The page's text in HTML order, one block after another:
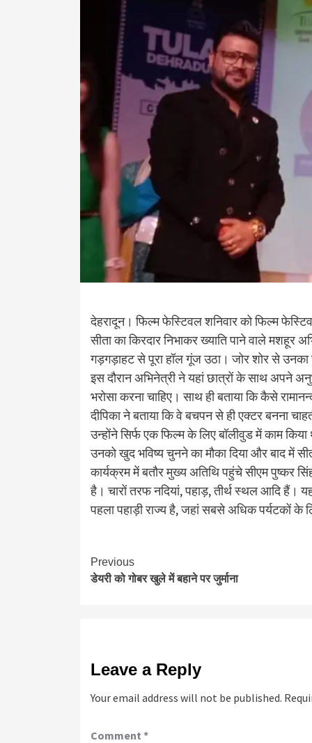
देहरादून। फिल्म फेस्टिवल शनिवार को फिल्म
सीता का किरदार निभाकर ख्याति पाने वाले मशहूर
गड़गड़ाहट से पूरा हॉल गूंज उठा। जोर शोर से उनका
इस दौरान अभिनेत्री ने यहां छात्रों के साथ अपने
भरोसा करना चाहिए। साथ ही बताया कि कैसे
दीपिका ने बताया कि वे बचपन से ही एक्टर बनना
उन्होंने सिर्फ एक फिल्म के लिए बॉलीवुड में काम
उनको खुद भविष्य चुनने का मौका दिया और बाद में
कार्यक्रम में बतौर मुख्य अतिथि पहुंचे सीएम पुष्कर
है। चारों तरफ नदियां, पहाड़, तीर्थ स्थल आदि
पहला पहाड़ी राज्य है, जहां सबसे अधिक पर्यटकों के
Continue
Reading
Previous
डेयरी को गोबर खुले में बहाने पर जुर्माना
Leave a Reply
Your email address will not be published.
Comment *